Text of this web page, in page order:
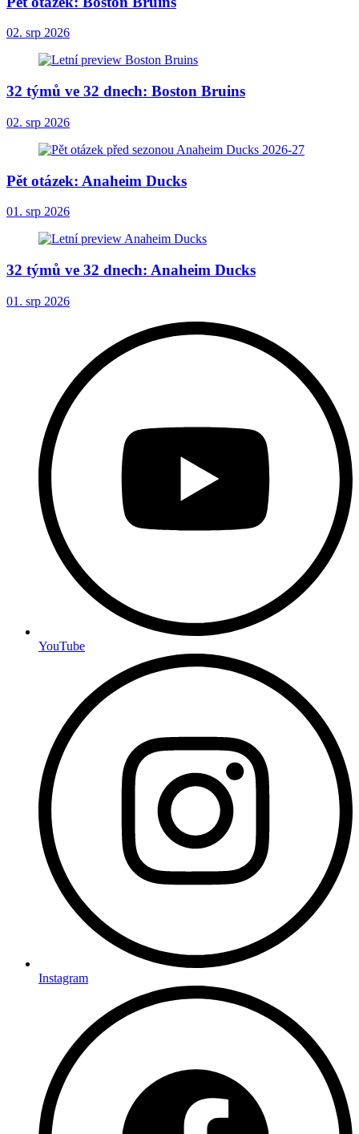
02. srp 2026
32 týmů ve 32 dnech: Boston Bruins
02. srp 2026
Pět otázek: Anaheim Ducks
01. srp 2026
32 týmů ve 32 dnech: Anaheim Ducks
01. srp 2026
YouTube
Instagram